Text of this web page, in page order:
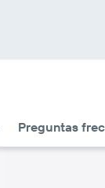
Preguntas